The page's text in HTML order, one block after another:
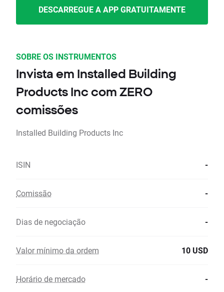
DESCARREGUE A APP GRATUITAMENTE
SOBRE OS INSTRUMENTOS
Invista em Installed Building
Products Inc com ZERO
comissões
Installed Building Products Inc
ISIN -
Comissão -
Dias de negociação -
Valor mínimo da ordem 10 USD
Horário de mercado -